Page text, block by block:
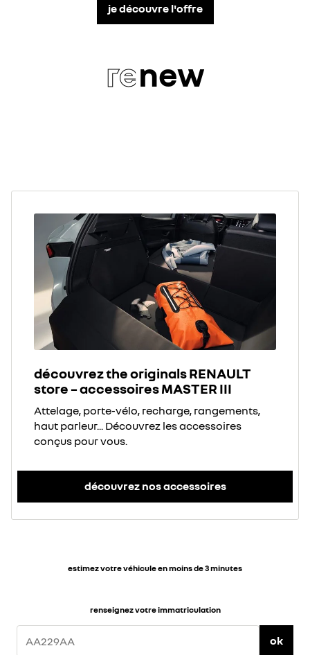
je découvre l'offre
renew
découvrez the originals RENAULT
store – accessoires MASTER III
Attelage, porte-vélo, recharge, rangements,
haut parleur... Découvrez les accessoires
conçus pour vous.
découvrez nos accessoires
estimez votre véhicule en moins de 3 minutes
renseignez votre immatriculation
ok